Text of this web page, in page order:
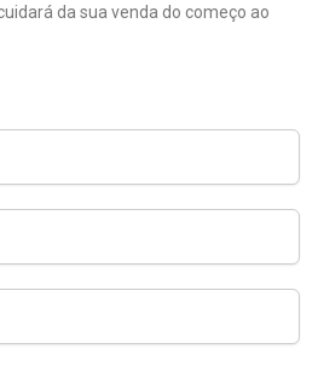
da sua venda do começo ao